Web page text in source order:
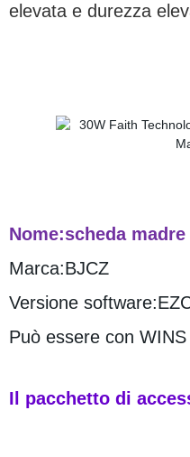
elevata e durezza
Nome:scheda madre
Marca:BJCZ
Versione
Può essere con
Il pacchetto di